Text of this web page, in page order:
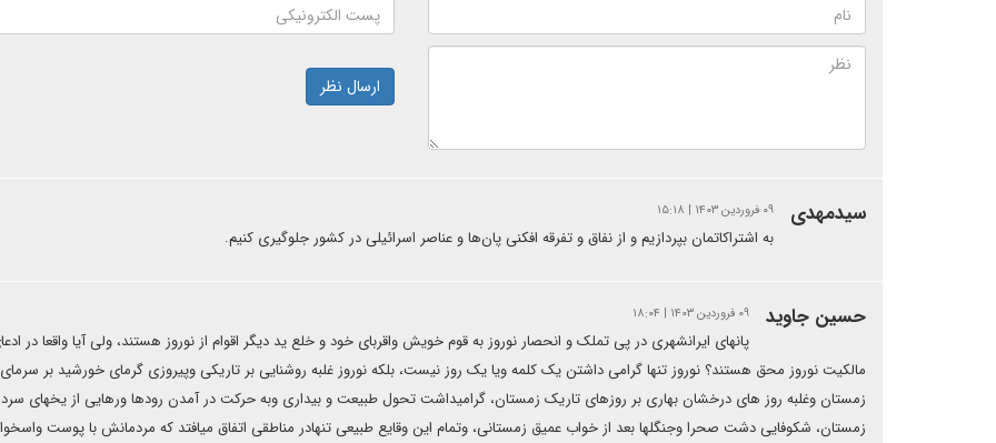
ارسال نظر
سیدمهدی ۰۹ فروردین ۱۴۰۳ | ۱۵:۱۸
به اشتراکاتمان بپردازیم و از نفاق و تفرقه افکنی پان‌ها و عناصر اسرائیلی در کشور جلوگیری کنیم.
حسین جاوید ۰۹ فروردین ۱۴۰۳ | ۱۸:۰۴
پانهای ایرانشهری در پی تملک و انحصار نوروز به قوم خویش واقربای خود و خلع ید دیگر اقوام از نوروز هستند، ولی آیا واقعا در
مالکیت نوروز محق هستند؟ نوروز تنها گرامی داشتن یک کلمه ویا یک روز نیست، بلکه نوروز غلبه روشنایی بر تاریکی و‌پیروزی گرمای خورشید بر سرمای
زمستان وغلبه روز های درخشان بهاری بر روزهای تاریک زمستان، گرامیداشت تحول طبیعت و بیداری وبه حرکت در آمدن رودها ورهایی از یخهای سرد
زمستان، شکوفایی دشت صحرا وجنگلها بعد از خواب عمیق زمستانی، وتمام این وقایع طبیعی تنهادر مناطقی اتفاق میافتد که مردمانش با پوست